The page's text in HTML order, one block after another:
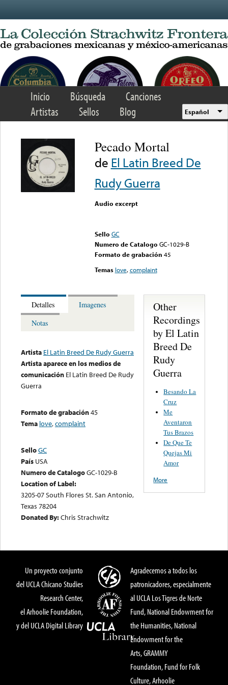
Inicio Búsqueda
Canciones
Artistas
Sellos Blog Español
Pecado Mortal
de El Latin Breed De
Rudy Guerra
Audio excerpt
Sello GC
Numero de Catalogo GC-1029-B
Formato de grabación 45
Temas love,complaint
Detalles
Imagenes
Notas
Artista El Latin Breed De Rudy Guerra
Artista aparece en los medios de
comunicación El Latin Breed De Rudy
Guerra
Formato de grabación45
Tema love,complaint
SelloGC
País USA
Numero de CatalogoGC-1029-B
Location of Label:
3205-07 South Flores St. San Antonio,
Texas 78204
Donated By:Chris Strachwitz
Other
Recordings
by El Latin
Breed De
Rudy
Guerra
Besando La
Cruz
Me
Aventaron
Tus Brazos
De Que Te
Quejas Mi
Amor
More
Un proyecto conjunto
del UCLA Chicano Studies
Research Center,
el Arhoolie Foundation,
y del UCLA Digital Library
Agradecemos a todos los
patronicadores, especialmente
al UCLA Los Tigres de Norte
Fund, National Endowment for
the Humanities, National
Endowment for the
Arts, GRAMMY
Foundation, Fund for Folk
Culture, Arhoolie